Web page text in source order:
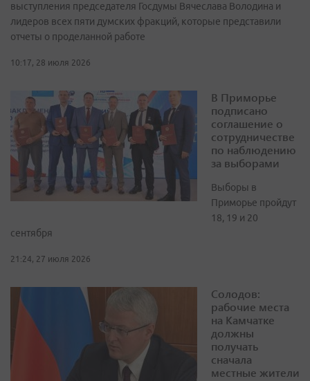
выступления председателя Госдумы Вячеслава Володина и
лидеров всех пяти думских фракций, которые представили
отчеты о проделанной работе
10:17, 28 июля 2026
В Приморье
подписано
соглашение о
сотрудничестве
по наблюдению
за выборами
Выборы в
Приморье пройдут
18, 19 и 20
сентября
21:24, 27 июля 2026
Солодов:
рабочие места
на Камчатке
должны
получать
сначала
местные жители